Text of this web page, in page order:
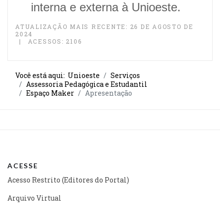
interna e externa à Unioeste.
ATUALIZAÇÃO MAIS RECENTE: 26 DE AGOSTO DE
2024
ACESSOS: 2106
Você está aqui: Unioeste
Serviços
Assessoria Pedagógica e Estudantil
Espaço Maker
Apresentação
ACESSE
Acesso Restrito (Editores do Portal)
Arquivo Virtual